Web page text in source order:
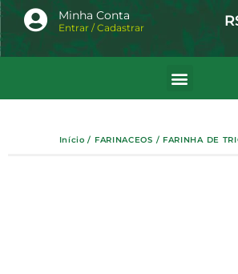
Minha Conta
Entrar / Cadastrar
Início / FARINACEOS / FARINHA DE